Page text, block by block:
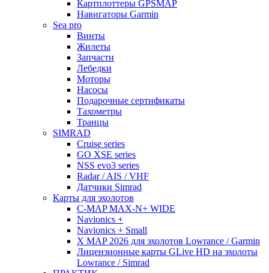
Картплоттеры GPSMAP
Навигаторы Garmin
Sea pro
Винты
Жилеты
Запчасти
Лебедки
Моторы
Насосы
Подарочные сертификаты
Тахометры
Транцы
SIMRAD
Cruise series
GO XSE series
NSS evo3 series
Radar / AIS / VHF
Датчики Simrad
Карты для эхолотов
C-MAP MAX-N+ WIDE
Navionics +
Navionics + Small
X MAP 2026 для эхолотов Lowrance / Garmin
Лицензионные карты GLive HD на эхолоты
Lowrance / Simrad